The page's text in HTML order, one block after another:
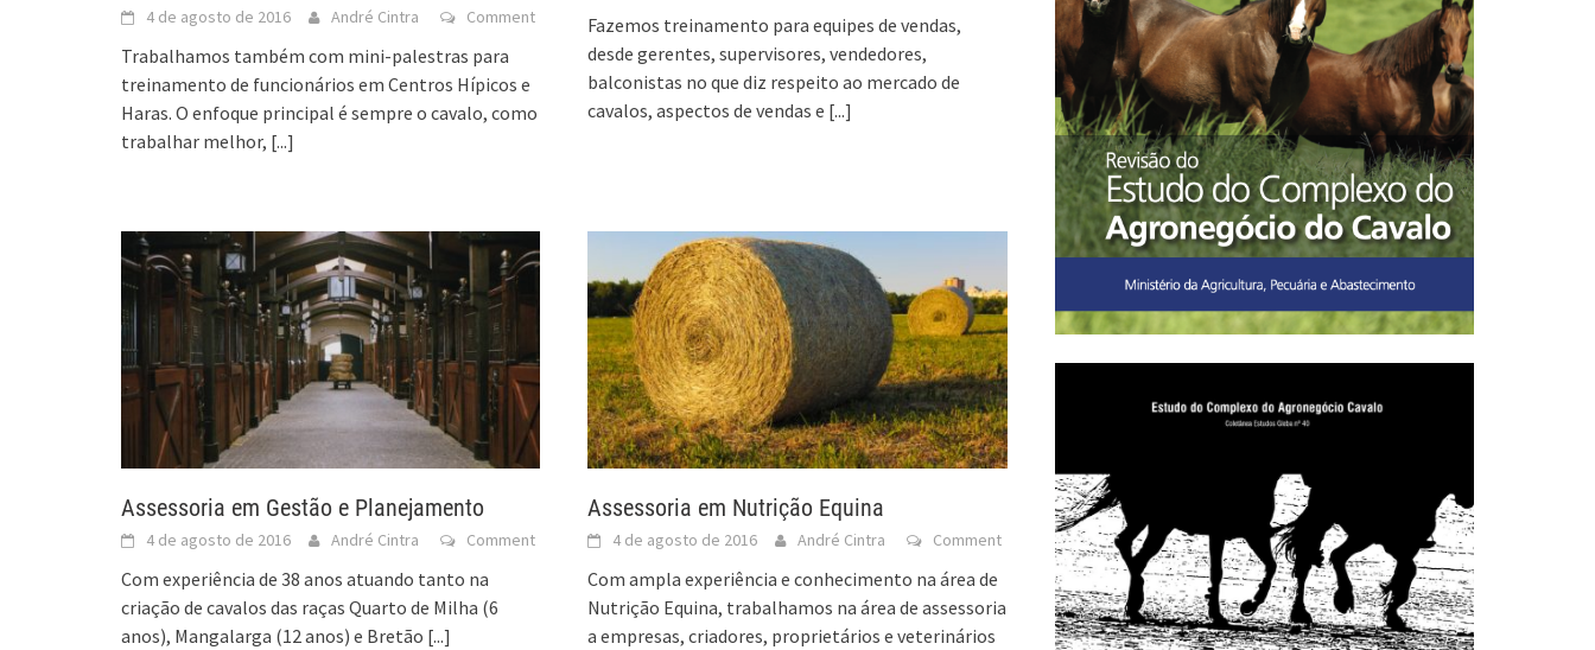
4 de agosto de 2016 André Cintra Comment
Trabalhamos também com mini-palestras para
treinamento de funcionários em Centros Hípicos e
Haras. O enfoque principal é sempre o cavalo, como
trabalhar melhor, [...]
Fazemos treinamento para equipes de vendas,
desde gerentes, supervisores, vendedores,
balconistas no que diz respeito ao mercado de
cavalos, aspectos de vendas e [...]
Assessoria em Gestão e Planejamento
4 de agosto de 2016 André Cintra Comment
Com experiência de 38 anos atuando tanto na
criação de cavalos das raças Quarto de Milha (6
anos), Mangalarga (12 anos) e Bretão [...]
Assessoria em Nutrição Equina
4 de agosto de 2016 André Cintra Comment
Com ampla experiência e conhecimento na área de
Nutrição Equina, trabalhamos na área de assessoria
a empresas, criadores, proprietários e veterinários